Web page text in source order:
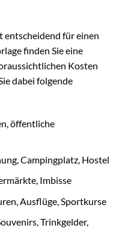
entscheidend für einen
finden Sie eine
Kosten
dabei folgende
öffentliche
Campingplatz, Hostel
Imbisse
Ausflüge, Sportkurse
Trinkgelder,